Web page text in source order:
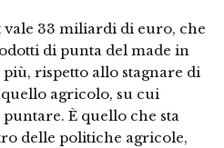
vale 33 miliardi di euro, che
di punta del made in
rispetto allo stagnare di
agricolo, su cui
È quello che sta
delle politiche agricole,